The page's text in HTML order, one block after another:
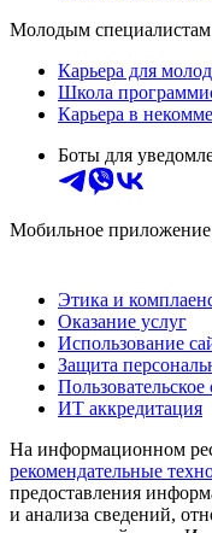
Молодым специалистам
Карьера для
Школа
Карьера в
Боты для
Мобильное приложение
Этика и
Оказание услуг
Использование
Защита
ИТ аккредитация
На информационном
рекомендательные
предоставления
и анализа сведений,